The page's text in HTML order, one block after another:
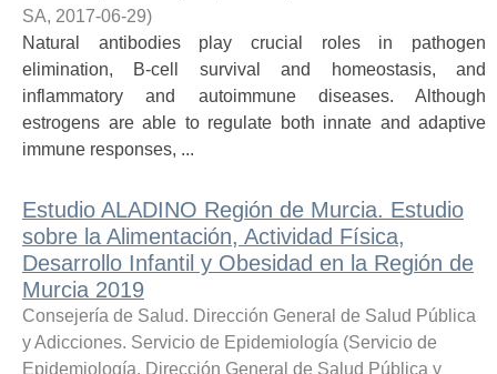
SA, 2017-06-29)
Natural antibodies play crucial roles in pathogen
elimination, B-cell survival and homeostasis, and
inflammatory and autoimmune diseases. Although
estrogens are able to regulate both innate and adaptive
immune responses, ...
Estudio ALADINO Región de Murcia. Estudio
sobre la Alimentación, Actividad Física,
Desarrollo Infantil y Obesidad en la Región de
Murcia 2019
Consejería de Salud. Dirección General de Salud Pública
y Adicciones. Servicio de Epidemiología (Servicio de
Epidemiología. Dirección General de Salud Pública y